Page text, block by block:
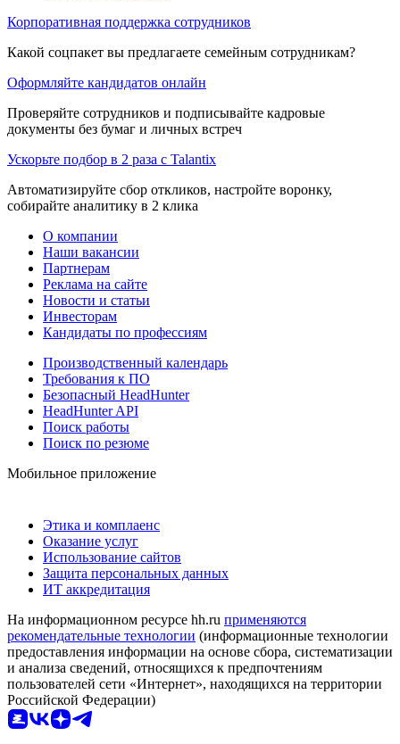
Корпоративная поддержка сотрудников
Какой соцпакет вы предлагаете семейным сотрудникам?
Оформляйте кандидатов онлайн
Проверяйте сотрудников и подписывайте кадровые
документы без бумаг и личных встреч
Ускорьте подбор в 2 раза с Talantix
Автоматизируйте сбор откликов, настройте воронку,
собирайте аналитику в 2 клика
О компании
Наши вакансии
Партнерам
Реклама на сайте
Новости и статьи
Инвесторам
Кандидаты по профессиям
Производственный календарь
Требования к ПО
Безопасный HeadHunter
HeadHunter API
Поиск работы
Поиск по резюме
Мобильное приложение
Этика и комплаенс
Оказание услуг
Использование сайтов
Защита персональных данных
ИТ аккредитация
На информационном ресурсе hh.ru применяются
рекомендательные технологии (информационные технологии
предоставления информации на основе сбора, систематизации
и анализа сведений, относящихся к предпочтениям
пользователей сети «Интернет», находящихся на территории
Российской Федерации)